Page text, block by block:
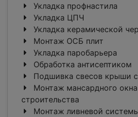
Укладка профнастила
Укладка ЦПЧ
Укладка керамической
Монтаж ОСБ плит
Укладка паробарьера
Обработка антисептиком
Подшивка свесов крыши
Монтаж мансардного
строительства
Монтаж ливневой